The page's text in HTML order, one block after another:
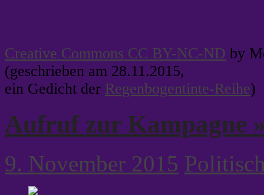
Creative Commons CC BY-NC-ND by
(geschrieben am 28.11.2015,
ein Gedicht der Regenbogentinte-Reihe)
Aufruf zur Kampagne
9. November 2015